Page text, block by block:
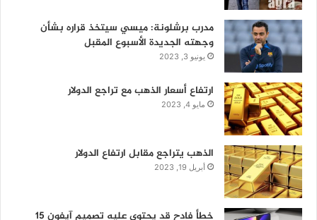
مدرب برشلونة: ميسي سيتخذ قراره بشأن
وجهته الجديدة الأسبوع المقبل
يونيو 3, 2023
ارتفاع أسعار الذهب مع تراجع الدولار
مايو 4, 2023
الذهب يتراجع مقابل ارتفاع الدولار
أبريل 19, 2023
خطأ فادح قد يحتوي عليه تصميم آيفون 15